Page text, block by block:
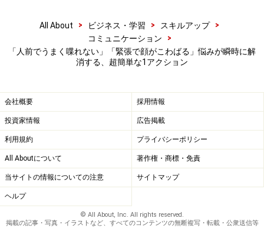
元メジャーリーガーのイチローさんは、ホームランやヒ
ットを「なぜ打てたのか」、明確に説明できたそうで
「バットを振ったら打てちゃった」という”なんとな
く“の感覚ではなく、体の動きを細かいところまで分析
し、理解して練習できているので「打とうとして打つ」
ことができるというわけです。これは「笑顔」も同じで
す。
「大頬骨筋を鍛えれば頬が上がる」「口角挙筋を鍛えれ
ば口角が上がる」と、使い方が明確になれば迷いが消え
All About > ビジネス・学習 > スキルアップ
>
コミュニケーション
>
「人前でうまく喋れない」「緊張で顔がこわばる」悩みが瞬時に解
消する、超簡単な1アクション
会社概要 採用情報
投資家情報 広告掲載
利用規約 プライバシーポリシー
All Aboutについて 著作権・商標・免責
当サイトの情報についての注意 サイトマップ
ヘルプ
© All About, Inc. All rights reserved.
掲載の記事・写真・イラストなど、すべてのコンテンツの無断複写・転載・公衆送信等